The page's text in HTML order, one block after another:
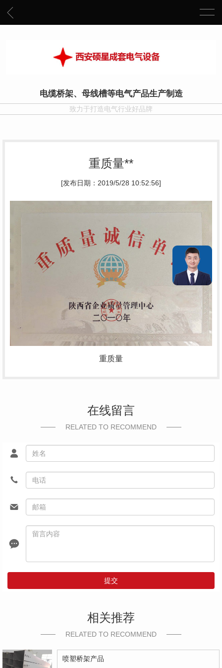
电缆桥架、母线槽等电气产品生产制造
致力于打造电气行业好品牌
重质量**
[发布日期：2019/5/28 10:52:56]
重质量
在线留言
RELATED TO RECOMMEND
提交
相关推荐
RELATED TO RECOMMEND
喷塑桥架产品